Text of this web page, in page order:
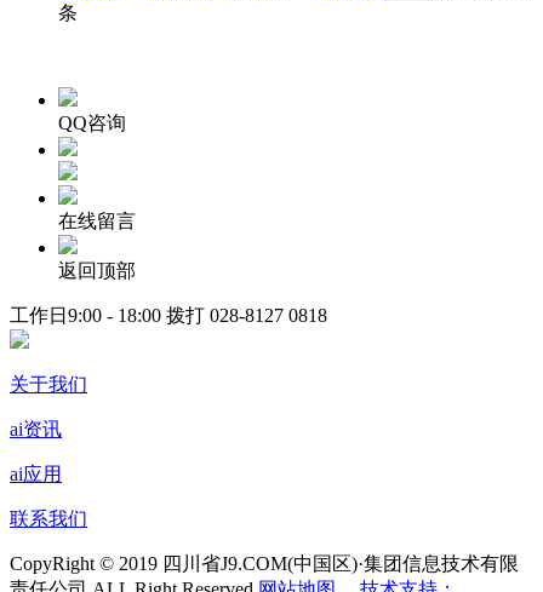
条
QQ咨询
在线留言
返回顶部
工作日9:00 - 18:00 拨打 028-8127 0818
关于我们
ai资讯
ai应用
联系我们
CopyRight © 2019 四川省J9.COM(中国区)·集团信息技术有限